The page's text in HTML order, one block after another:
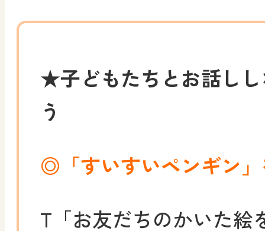
★子どもたちとお話し
う
◎「すいすいペンギン
T 「お友だちのかいた